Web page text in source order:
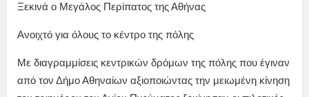
Ξεκινά ο Μεγάλος Περίπατος της Αθήνας
Ανοιχτό για όλους το κέντρο της πόλης
Με διαγραμμίσεις κεντρικών δρόμων της πόλης που έγιναν
από τον Δήμο Αθηναίων αξιοποιώντας την μειωμένη κίνηση